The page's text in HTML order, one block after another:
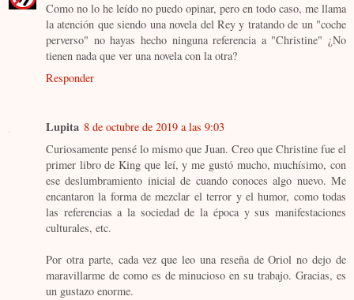
Como no lo he leído no puedo opinar, pero en todo caso, me llama
la atención que siendo una novela del Rey y tratando de un "coche
perverso" no hayas hecho ninguna referencia a "Christine" ¿No
tienen nada que ver una novela con la otra?
Responder
Lupita 8 de octubre de 2019 a las 9:03
Curiosamente pensé lo mismo que Juan. Creo que Christine fue el
primer libro de King que leí, y me gustó mucho, muchísimo, con
ese deslumbramiento inicial de cuando conoces algo nuevo. Me
encantaron la forma de mezclar el terror y el humor, como todas
las referencias a la sociedad de la época y sus manifestaciones
culturales, etc.
Por otra parte, cada vez que leo una reseña de Oriol no dejo de
maravillarme de como es de minucioso en su trabajo. Gracias, es
un gustazo enorme.